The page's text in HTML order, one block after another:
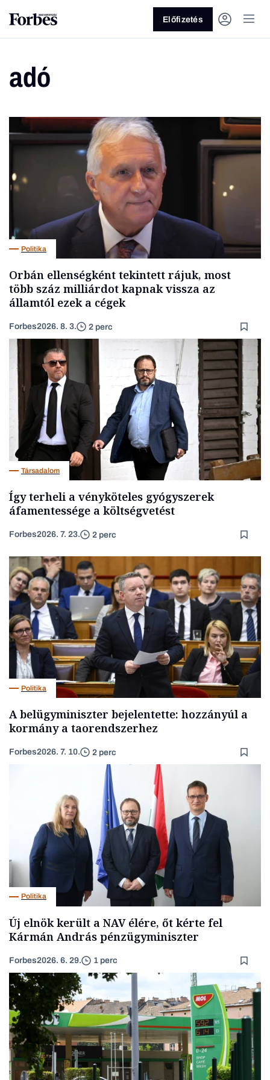
Vagy fedezze fel a következő
témákat
Pénz Zöld
Előfizetés
adó
Politika
Orbán ellenségként tekintett rájuk, most
több száz milliárdot kapnak vissza az
államtól ezek a cégek
Forbes2026. 8. 3. 2 perc
Társadalom
Így terheli a vényköteles gyógyszerek
áfamentessége a költségvetést
Forbes2026. 7. 23. 2 perc
Politika
A belügyminiszter bejelentette: hozzányúl a
kormány a taorendszerhez
Forbes2026. 7. 10. 2 perc
Politika
Új elnök került a NAV élére, őt kérte fel
Kármán András pénzügyminiszter
Forbes2026. 6. 29. 1 perc